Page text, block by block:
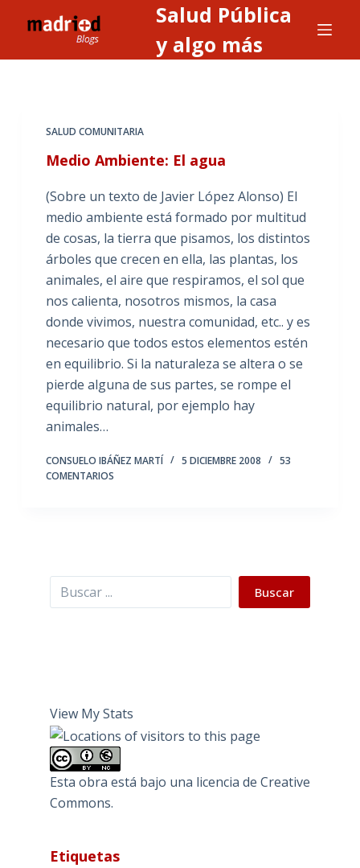
l
Salud Pública
y algo más
SALUD COMUNITARIA
Medio Ambiente: El agua
(Sobre un texto de Javier López Alonso) El
medio ambiente está formado por multitud
de cosas, la tierra que pisamos, los distintos
árboles que crecen en ella, las plantas, los
animales, el aire que respiramos, el sol que
nos calienta, nosotros mismos, la casa
donde vivimos, nuestra comunidad, etc.. y es
necesario que todos estos elementos estén
en equilibrio. Si la naturaleza se altera o se
pierde alguna de sus partes, se rompe el
equilibrio natural, por ejemplo hay
animales…
CONSUELO IBÁÑEZ MARTÍ 5 DICIEMBRE 2008
53
COMENTARIOS
Buscar Buscar
View My Stats
Esta obra está bajo una licencia de Creative
Commons.
Etiquetas